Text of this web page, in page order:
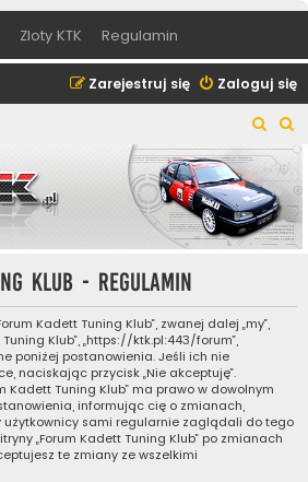
Zloty KTK Regulamin
Zaloguj się
Zarejestruj się
z
u
k
z
u
k
a
Klub - Regulamin
Kadett Tuning Klub”, zwanej dalej „my”,
Tuning Klub”, „https://ktk.pl:443/forum”,
poniżej postanowienia. Jeśli ich nie
naciskając przycisk „Nie akceptuję”.
Kadett Tuning Klub” ma prawo w dowolnym
informując cię o zmianach,
użytkownicy sami regularnie zaglądali do tego
„Forum Kadett Tuning Klub” po zmianach
te zmiany ze wszelkimi